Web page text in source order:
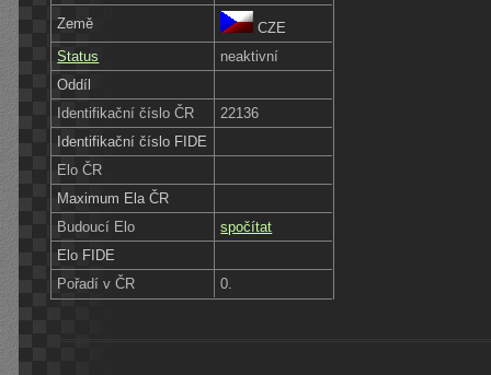
Země
CZE
Status
neaktivní
Oddíl
Identifikační číslo ČR
22136
Identifikační číslo FIDE
Elo ČR
Maximum Ela ČR
Budoucí Elo
spočítat
Elo FIDE
Pořadí v ČR
0.